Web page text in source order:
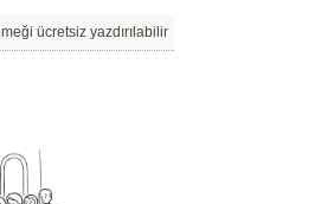
ücretsiz yazdırılabilir